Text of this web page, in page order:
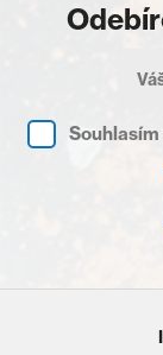
Souhlasím